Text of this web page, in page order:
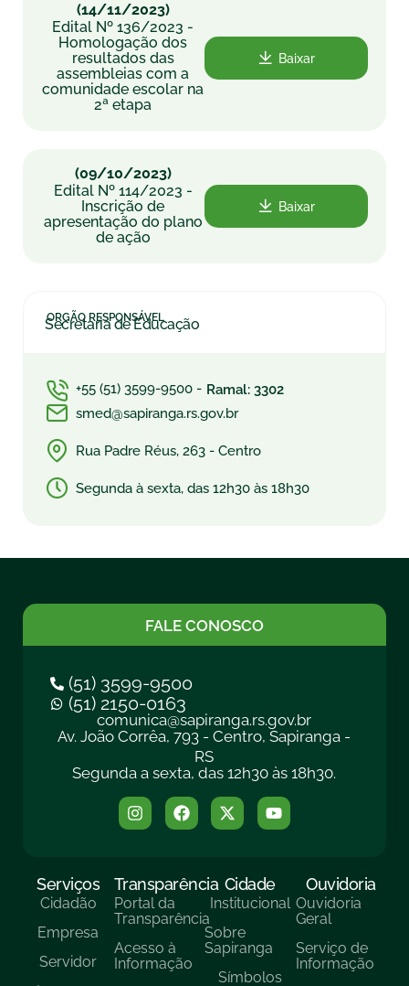
(14/11/2023)
Edital Nº 136/2023 -
Homologação dos
resultados das
assembleias com a
comunidade escolar na
2ª etapa
Baixar
(09/10/2023)
Edital Nº 114/2023 -
Inscrição de
apresentação do plano
de ação
Baixar
ORGÃO RESPONSÁVEL
Secretaria de Educação
+55 (51) 3599-9500 - Ramal: 3302
smed@sapiranga.rs.gov.br
Rua Padre Réus, 263 - Centro
Segunda à sexta, das 12h30 às 18h30
FALE CONOSCO
(51) 3599-9500
(51) 2150-0163
comunica@sapiranga.rs.gov.br
Av. João Corrêa, 793 - Centro, Sapiranga -
RS
Segunda a sexta, das 12h30 às 18h30.
Serviços
Cidadão
Empresa
Servidor
Transparência
Portal da
Transparência
Acesso à
Informação
Cidade
Institucional
Sobre
Sapiranga
Símbolos
Ouvidoria
Ouvidoria
Geral
Serviço de
Informação